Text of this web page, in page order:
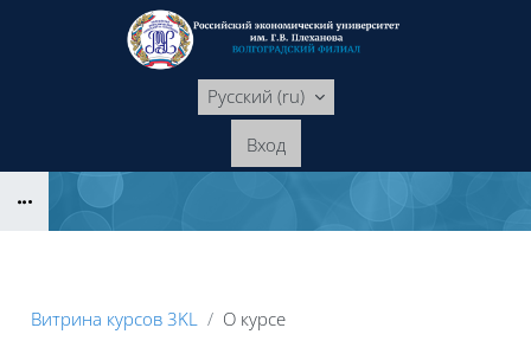
Перейти к основному содержанию
Русский ‎(ru)‎
Вход
Витрина курсов 3KL О курсе